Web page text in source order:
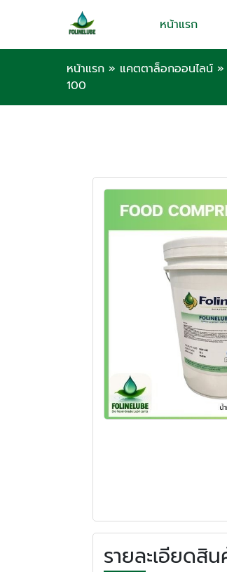
หน้าแรก
หน้าแรก » แคตตาล็อกออนไลน์ »
100
รายละเอียดสิน